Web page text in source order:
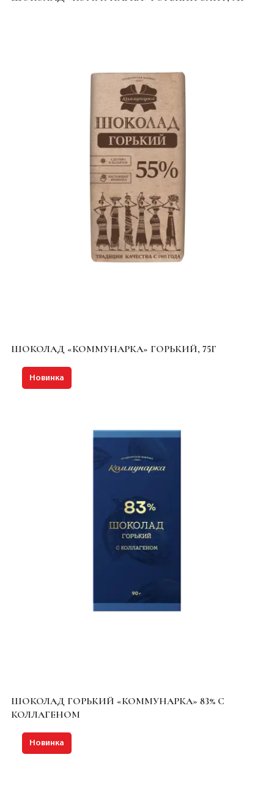
ШОКОЛАД «КОММУНАРКА» ГОРЬКИЙ, 75Г
Новинка
ШОКОЛАД ГОРЬКИЙ «КОММУНАРКА» 83% С
КОЛЛАГЕНОМ
Новинка